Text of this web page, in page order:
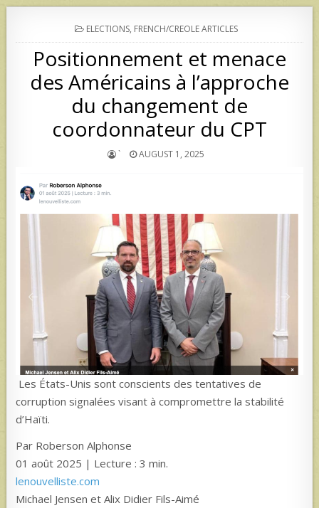
POSTED
IN
ELECTIONS, FRENCH/CREOLE ARTICLES
Positionnement et menace
des Américains à l’approche
du changement de
coordonnateur du CPT
` AUGUST 1, 2025
Les États-Unis sont conscients des tentatives de
corruption signalées visant à compromettre la stabilité
d’Haïti.
Par Roberson Alphonse
01 août 2025 | Lecture : 3 min.
lenouvelliste.com
Michael Jensen et Alix Didier Fils-Aimé